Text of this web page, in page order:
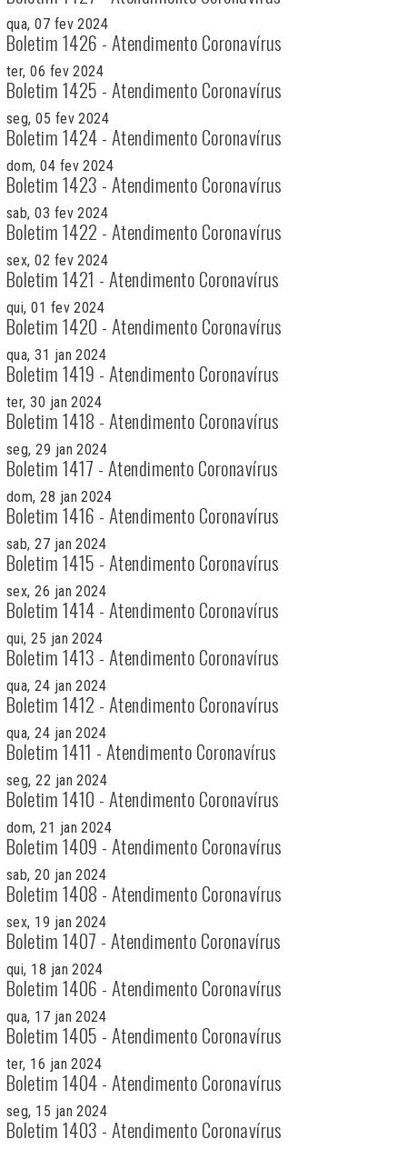
qua, 07 fev 2024
Boletim 1426 - Atendimento Coronavírus
ter, 06 fev 2024
Boletim 1425 - Atendimento Coronavírus
seg, 05 fev 2024
Boletim 1424 - Atendimento Coronavírus
dom, 04 fev 2024
Boletim 1423 - Atendimento Coronavírus
sab, 03 fev 2024
Boletim 1422 - Atendimento Coronavírus
sex, 02 fev 2024
Boletim 1421 - Atendimento Coronavírus
qui, 01 fev 2024
Boletim 1420 - Atendimento Coronavírus
qua, 31 jan 2024
Boletim 1419 - Atendimento Coronavírus
ter, 30 jan 2024
Boletim 1418 - Atendimento Coronavírus
seg, 29 jan 2024
Boletim 1417 - Atendimento Coronavírus
dom, 28 jan 2024
Boletim 1416 - Atendimento Coronavírus
sab, 27 jan 2024
Boletim 1415 - Atendimento Coronavírus
sex, 26 jan 2024
Boletim 1414 - Atendimento Coronavírus
qui, 25 jan 2024
Boletim 1413 - Atendimento Coronavírus
qua, 24 jan 2024
Boletim 1412 - Atendimento Coronavírus
qua, 24 jan 2024
Boletim 1411 - Atendimento Coronavírus
seg, 22 jan 2024
Boletim 1410 - Atendimento Coronavírus
dom, 21 jan 2024
Boletim 1409 - Atendimento Coronavírus
sab, 20 jan 2024
Boletim 1408 - Atendimento Coronavírus
sex, 19 jan 2024
Boletim 1407 - Atendimento Coronavírus
qui, 18 jan 2024
Boletim 1406 - Atendimento Coronavírus
qua, 17 jan 2024
Boletim 1405 - Atendimento Coronavírus
ter, 16 jan 2024
Boletim 1404 - Atendimento Coronavírus
seg, 15 jan 2024
Boletim 1403 - Atendimento Coronavírus